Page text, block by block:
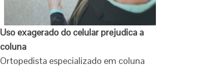
Uso exagerado do celular prejudica a
coluna
Ortopedista especializado em coluna